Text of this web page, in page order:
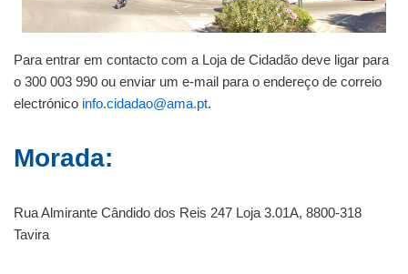
Para entrar em contacto com a Loja de Cidadão deve ligar para
o 300 003 990 ou enviar um e-mail para o endereço de correio
electrónico info.cidadao@ama.pt.
Morada:
Rua Almirante Cândido dos Reis 247 Loja 3.01A, 8800-318
Tavira